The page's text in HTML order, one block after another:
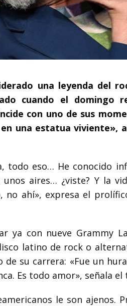
una leyenda del
cuando el domingo
con uno de sus
una estatua viviente»,
todo eso… He conocido
aires… ¿viste? Y la
ahí», expresa el
ya con nueve Grammy
latino de rock o
su carrera: «Fue un
Es todo amor», señala
le son ajenos.